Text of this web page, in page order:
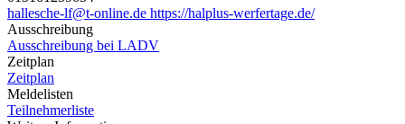
hallesche-lf@t-online.de https://halplus-werfertage.de/
Ausschreibung
Ausschreibung bei LADV
Zeitplan
Zeitplan
Meldelisten
Teilnehmerliste